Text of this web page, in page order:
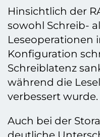
Hinsichtlich der
sowohl Schreib-
Leseoperationen
Konfiguration
Schreiblatenz
während die
verbessert wurde.
Auch bei der